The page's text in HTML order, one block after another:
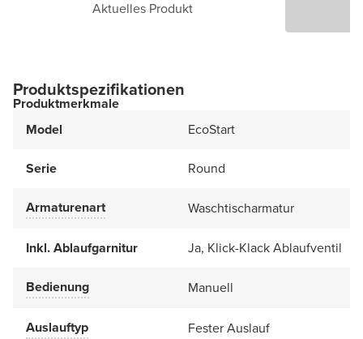
Aktuelles Produkt
Produktspezifikationen
Produktmerkmale
Model
EcoStart
Serie Round
Armaturenart Waschtischarmatur
Inkl. Ablaufgarnitur Ja, Klick-Klack Ablaufventil
Bedienung Manuell
Auslauftyp Fester Auslauf